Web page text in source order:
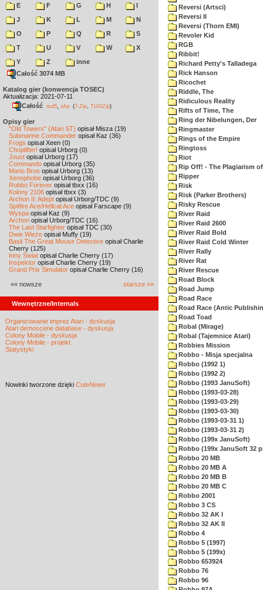
E
F G H
I
J
K L M
N
O
P Q R
S
T
U V W
X
Y
Z
inne
Całość 3074 MB
Katalog gier (konwencja TOSEC)
Aktualizacja: 2021-07-11
Całość md5 sha (7-Zip TUGZip)
Opisy gier
"Old Towers" (Atari ST) opisał Misza (19)
Submarine Commander opisał Kaz (36)
Frogs opisał Xeen (0)
Choplifter! opisał Urborg (0)
Joust opisał Urborg (17)
Commando opisał Urborg (35)
Mario Bros opisał Urborg (13)
Xenophobe opisał Urborg (36)
Robbo Forever opisał tbxx (16)
Kolony 2106 opisał tbxx (3)
Archon II: Adept opisał Urborg/TDC (9)
Spitfire Ace/Hellcat Ace opisał Farscape (9)
Wyspa opisał Kaz (9)
Archon opisał Urborg/TDC (16)
The Last Starfighter opisał TDC (30)
Dwie Wieże opisał Muffy (19)
Basil The Great Mouse Detective opisał Charlie
Cherry (125)
Inny Świat opisał Charlie Cherry (17)
Inspektor opisał Charlie Cherry (19)
Grand Prix Simulator opisał Charlie Cherry (16)
«« nowsze starsze »»
Wewnętrzne/Internals
Organizowanie imprez Atari - dyskusja
Atari demoscene database - dyskusja
Colony Mobile - dyskusja
Colony Mobile - projekt
Statystyki
Nowinki tworzone dzięki CuteNews
Reversi (Artsci)
Reversi II
Reversi (Thorn EMI)
Revoler Kid
RGB
Ribbit!
Richard Petty's Talladega
Rick Hanson
Ricochet
Riddle, The
Ridiculous Reality
Rifts of Time, The
Ring der Nibelungen, Der
Ringmaster
Rings of the Empire
Ringtoss
Riot
Rip Off! - The Plagiarism of
Ripper
Risk
Risk (Parker Brothers)
Risky Rescue
River Raid
River Raid 2600
River Raid Bold
River Raid Cold Winter
River Rally
River Rat
River Rescue
Road Block
Road Jump
Road Race
Road Race (Antic
Road Toad
Robal (Mirage)
Robal (Tajemnice Atari)
Robbies Mission
Robbo - Misja specjalna
Robbo (1992 1)
Robbo (1992 2)
Robbo (1993 JanuSoft)
Robbo (1993-03-28)
Robbo (1993-03-29)
Robbo (1993-03-30)
Robbo (1993-03-31 1)
Robbo (1993-03-31 2)
Robbo (199x JanuSoft)
Robbo (199x JanuSoft 32
Robbo 20 MB
Robbo 20 MB A
Robbo 20 MB B
Robbo 20 MB C
Robbo 2001
Robbo 3 CS
Robbo 32 AK I
Robbo 32 AK II
Robbo 4
Robbo 5 (1997)
Robbo 5 (199x)
Robbo 653924
Robbo 76
Robbo 96